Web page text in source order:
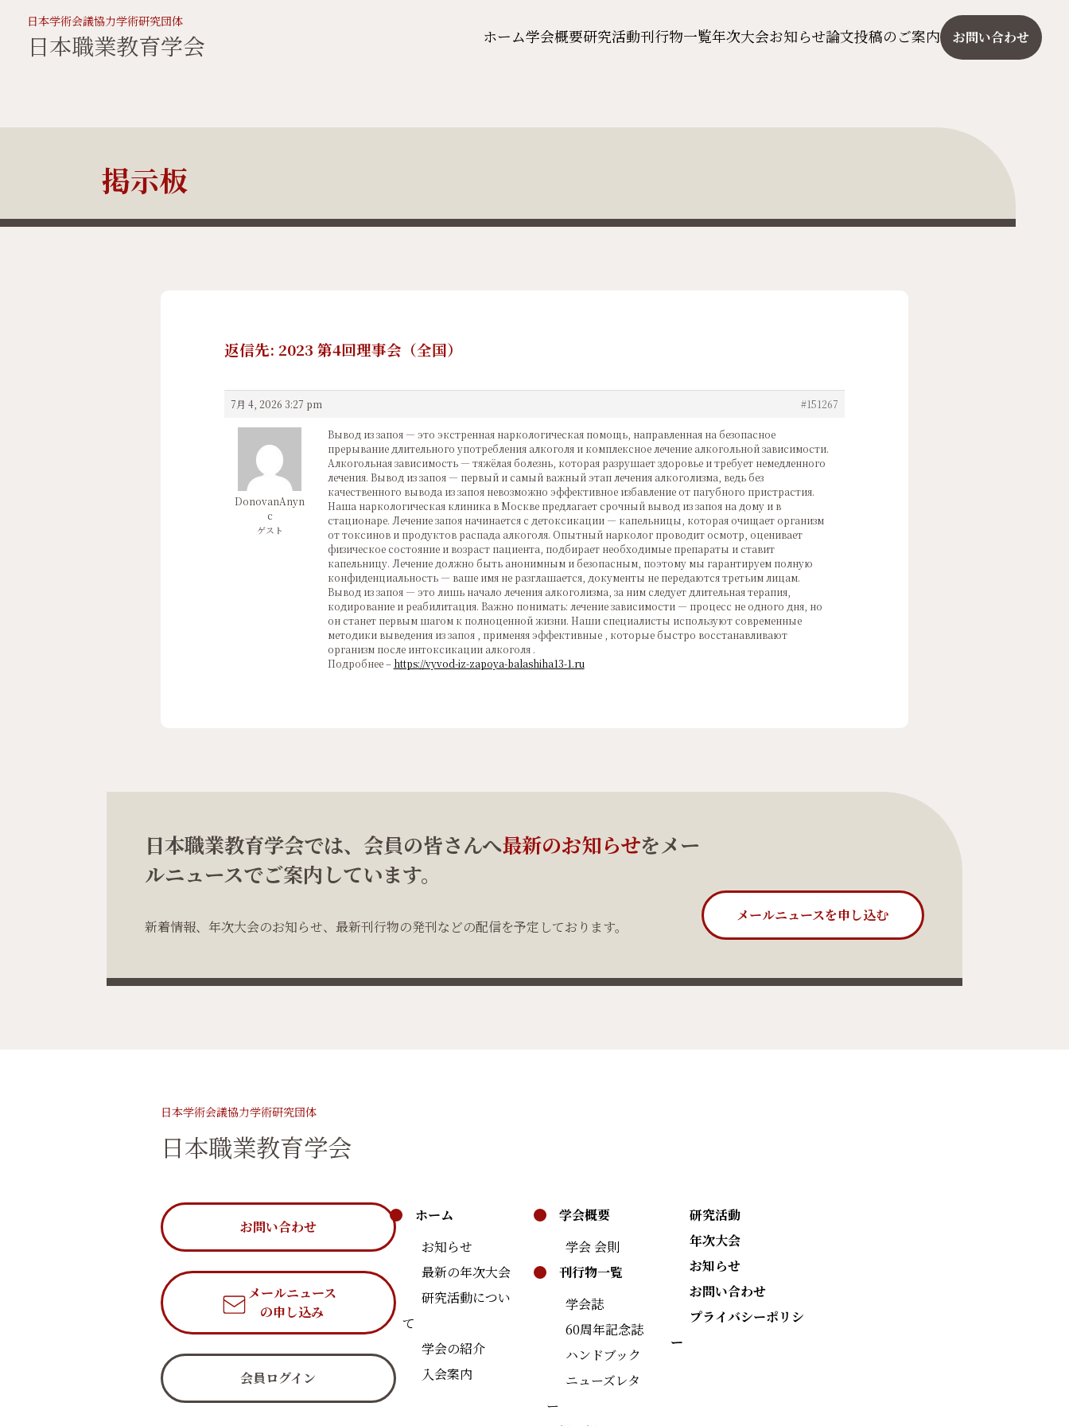
日本学術会議協力学術研究団体
日本職業教育学会 ホーム学会概要研究活動刊行物一覧年次大会お知らせ論文投稿のご案内 お問い合わせ
掲示板
返信先: 2023 第4回理事会（全国）
7月 4, 2026 3:27 pm #151267
DonovanAnyn
c
ゲスト
Вывод из запоя — это экстренная наркологическая помощь, направленная на безопасное
прерывание длительного употребления алкоголя и комплексное лечение алкогольной зависимости.
Алкогольная зависимость — тяжёлая болезнь, которая разрушает здоровье и требует немедленного
лечения. Вывод из запоя — первый и самый важный этап лечения алкоголизма, ведь без
качественного вывода из запоя невозможно эффективное избавление от пагубного пристрастия.
Наша наркологическая клиника в Москве предлагает срочный вывод из запоя на дому и в
стационаре. Лечение запоя начинается с детоксикации — капельницы, которая очищает организм
от токсинов и продуктов распада алкоголя. Опытный нарколог проводит осмотр, оценивает
физическое состояние и возраст пациента, подбирает необходимые препараты и ставит
капельницу. Лечение должно быть анонимным и безопасным, поэтому мы гарантируем полную
конфиденциальность — ваше имя не разглашается, документы не передаются третьим лицам.
Вывод из запоя — это лишь начало лечения алкоголизма, за ним следует длительная терапия,
кодирование и реабилитация. Важно понимать: лечение зависимости — процесс не одного дня, но
он станет первым шагом к полноценной жизни. Наши специалисты используют современные
методики выведения из запоя , применяя эффективные , которые быстро восстанавливают
организм после интоксикации алкоголя .
Подробнее – https://vyvod-iz-zapoya-balashiha13-1.ru
日本職業教育学会では、会員の皆さんへ最新のお知らせをメー
ルニュースでご案内しています。
新着情報、年次大会のお知らせ、最新刊行物の発刊などの配信を予定しております。
メールニュースを申し込む
日本学術会議協力学術研究団体
日本職業教育学会
お問い合わせ
メールニュース
の申し込み
会員ログイン
ホーム
お知らせ
最新の年次大会
研究活動につい
て
学会の紹介
入会案内
学会概要
学会 会則
刊行物一覧
学会誌
60周年記念誌
ハンドブック
ニューズレタ
ー
研究活動
年次大会
お知らせ
お問い合わせ
プライバシーポリシ
ー